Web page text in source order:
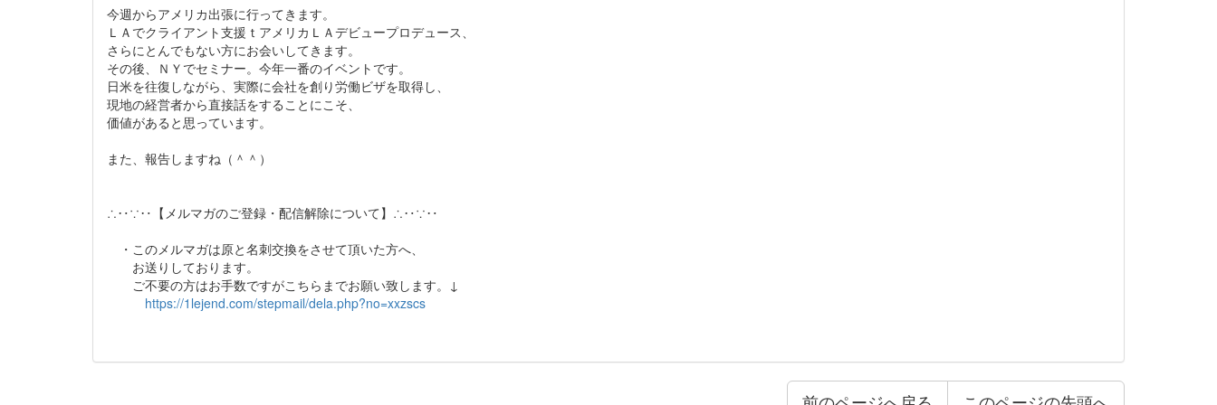
今週からアメリカ出張に行ってきます。
ＬＡでクライアント支援ｔアメリカＬＡデビュープロデュース、
さらにとんでもない方にお会いしてきます。
その後、ＮＹでセミナー。今年一番のイベントです。
日米を往復しながら、実際に会社を創り労働ビザを取得し、
現地の経営者から直接話をすることにこそ、
価値があると思っています。
また、報告しますね（＾＾）
∴‥∵‥【メルマガのご登録・配信解除について】∴‥∵‥
・このメルマガは原と名刺交換をさせて頂いた方へ、
お送りしております。
ご不要の方はお手数ですがこちらまでお願い致します。↓
https://1lejend.com/stepmail/dela.php?no=xxzscs